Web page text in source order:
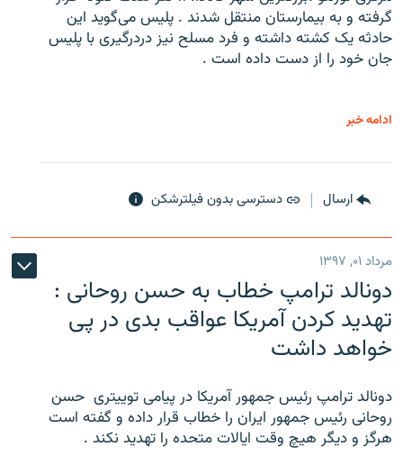
گرفته و به بیمارستان منتقل شدند . پلیس می‌گوید این
حادثه یک کشته داشته و فرد مسلح نیز دردرگیری با پلیس
جان خود را از دست داده است .
ادامه خبر
ارسال دسترسی بدون فیلترشکن
مرداد ۰۱, ۱۳۹۷
دونالد ترامپ خطاب به حسن روحانی :
تهدید کردن آمریکا عواقب بدی در پی
خواهد داشت
دونالد ترامپ رئیس جمهور آمریکا در پیامی توییتری ‌ حسن
روحانی رئیس جمهور ایران را خطاب قرار داده و گفته است
هرگز و دیگر هیچ وقت ایالات متحده را تهدید نکند .